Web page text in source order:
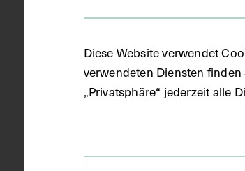
Datierung
Diese Website verwendet
verwendeten Diensten
„Privatsphäre“ jederzeit alle